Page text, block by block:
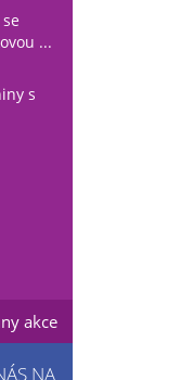
...
s
akce
NA